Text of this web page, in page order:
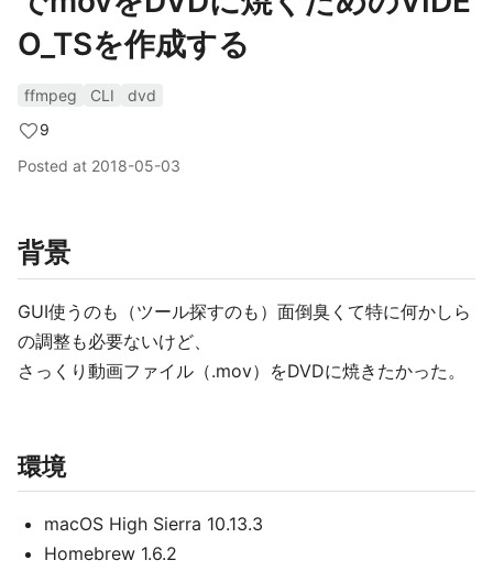
O_TSを作成する
ffmpeg CLI
dvd
9
Posted at 2018-05-03
背景
GUI使うのも（ツール探すのも）面倒臭くて特に何かしら
の調整も必要ないけど、
さっくり動画ファイル（.mov）をDVDに焼きたかった。
環境
macOS High Sierra 10.13.3
Homebrew 1.6.2